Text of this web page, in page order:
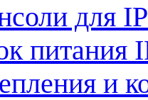
для
питания
и